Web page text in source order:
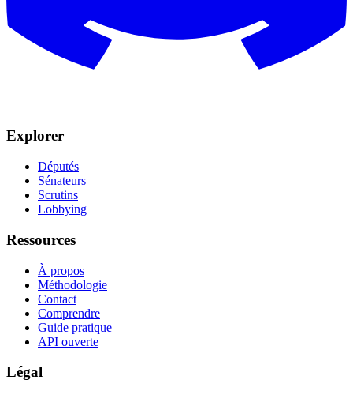
Explorer
Députés
Sénateurs
Scrutins
Lobbying
Ressources
À propos
Méthodologie
Contact
Comprendre
Guide pratique
API ouverte
Légal